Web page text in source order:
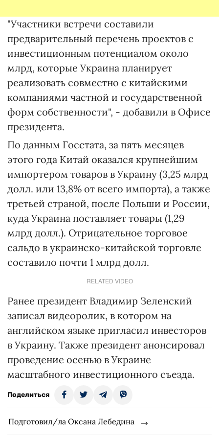
"Участники встречи составили
предварительный перечень проектов с
инвестиционным потенциалом около
млрд, которые Украина планирует
реализовать совместно с китайскими
компаниями частной и государственной
форм собственности", - добавили в Офисе
президента.
По данным Госстата, за пять месяцев
этого года Китай оказался крупнейшим
импортером товаров в Украину (3,25 млрд
долл. или 13,8% от всего импорта), а также
третьей страной, после Польши и России,
куда Украина поставляет товары (1,29
млрд долл.). Отрицательное торговое
сальдо в украинско-китайской торговле
составило почти 1 млрд долл.
RELATED VIDEO
Ранее президент Владимир Зеленский
записал видеоролик, в котором на
английском языке пригласил инвесторов
в Украину. Также президент анонсировал
проведение осенью в Украине
масштабного инвестиционного съезда.
Поделиться
Подготовил/ла Оксана Лебедина